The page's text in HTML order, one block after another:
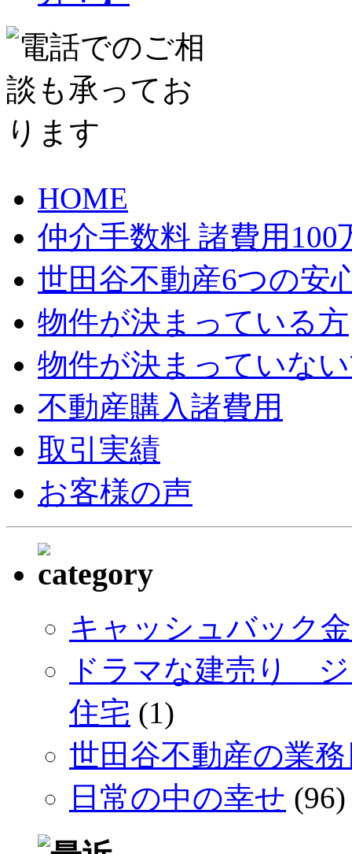
HOME
仲介手数料 諸費用
世田谷不動産6つの安
物件が決まっている方
物件が決まっていな
不動産購入諸費用
取引実績
お客様の声
キャッシュバック金
ドラマな建売り
住宅 (1)
世田谷不動産の業
日常の中の幸せ (96)